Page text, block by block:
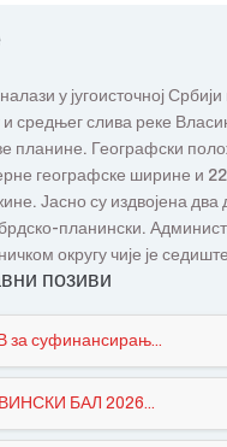
у југоисточној
и средњег слива реке
планине. Географски
географске ширине и
Јасно су издвојена два
планински.
округу чије је
позиви
суфинансирањ...
БАЛ 2026...